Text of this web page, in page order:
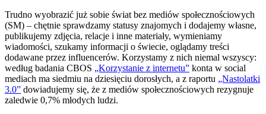
Trudno wyobrazić już sobie świat bez mediów społecznościowych
(SM) – chętnie sprawdzamy statusy znajomych i dodajemy własne,
publikujemy zdjęcia, relacje i inne materiały, wymieniamy
wiadomości, szukamy informacji o świecie, oglądamy treści
dodawane przez influencerów. Korzystamy z nich niemal wszyscy:
według badania CBOS „Korzystanie z internetu” konta w social
mediach ma siedmiu na dziesięciu dorosłych, a z raportu „Nastolatki
3.0” dowiadujemy się, że z mediów społecznościowych rezygnuje
zaledwie 0,7% młodych ludzi.